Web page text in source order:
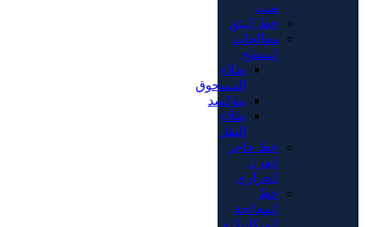
صب
خط البثق
معالجات
السطح
طلاء
المسحوق
مؤكسد
طلاء
النقل
خط حاجز
العزل
الحراري
خط
المعالجة
الميكانيكية